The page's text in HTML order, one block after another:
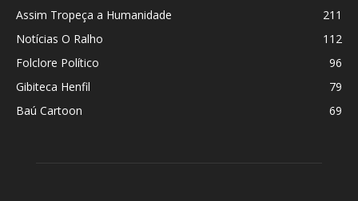
Assim Tropeça a Humanidade
211
Notícias O Ralho
112
Folclore Político
96
Gibiteca Henfil
79
Baú Cartoon
69